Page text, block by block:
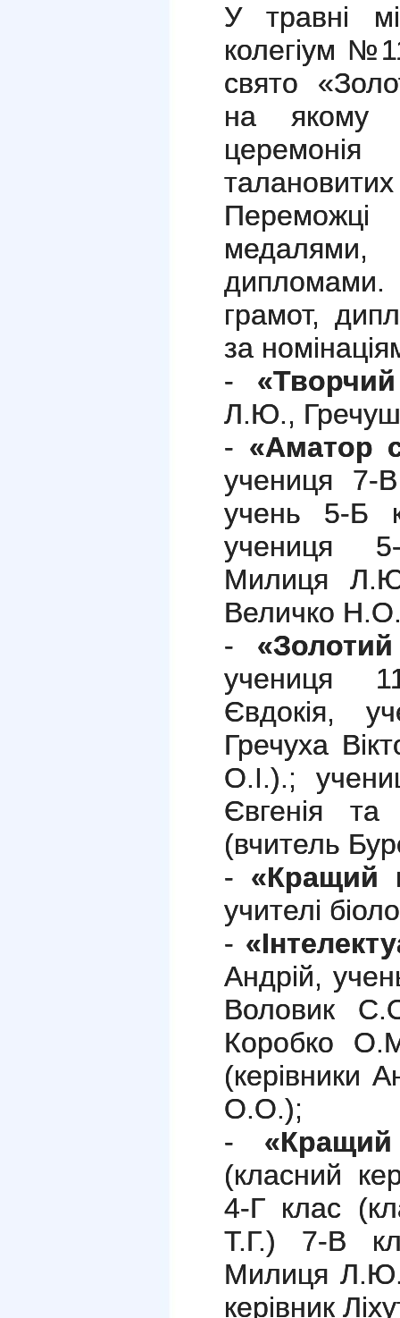
У травні
колегіум
свято
на якому
грамот,
за
-
Л.Ю.,
- «Аматор
учениця 7-
учень 5-Б
учениця
Милиця
Величко
-
учениця
Євдокія,
Гречуха
О.І.).;
Євгенія та
(вчитель
- «Кращий
учителі
-
Андрій,
Воловик
Коробко
(керівники
О.О.);
-
(класний
4-Г клас
Т.Г.) 7-В
Милиця
керівник